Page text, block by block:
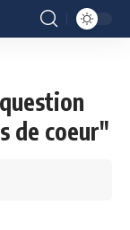
de coeur"